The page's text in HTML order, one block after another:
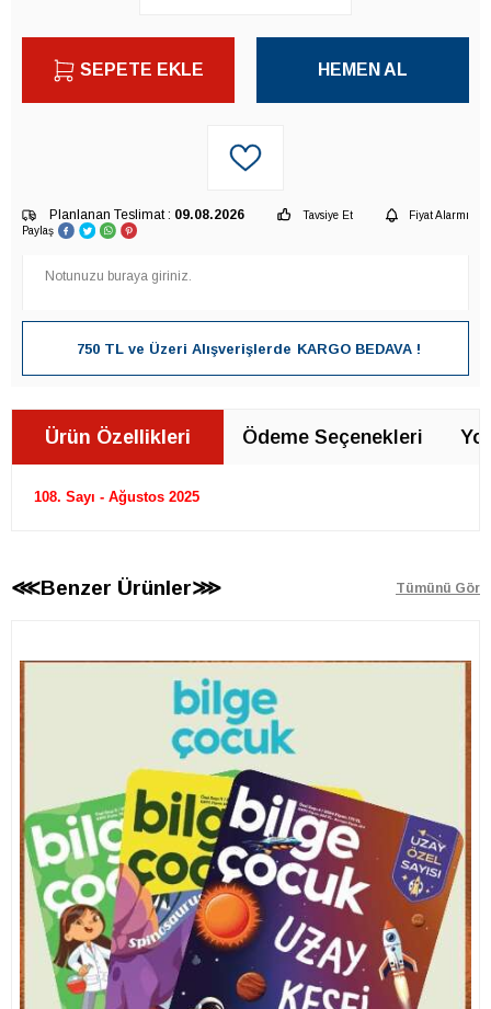
SEPETE EKLE HEMEN AL
Planlanan Teslimat : 09.08.2026 Tavsiye Et
Fiyat Alarmı
Paylaş
750 TL ve Üzeri Alışverişlerde KARGO BEDAVA !
Ürün Özellikleri Ödeme Seçenekleri
108. Sayı - Ağustos 2025
⋘Benzer Ürünler⋙ Tümünü Gör